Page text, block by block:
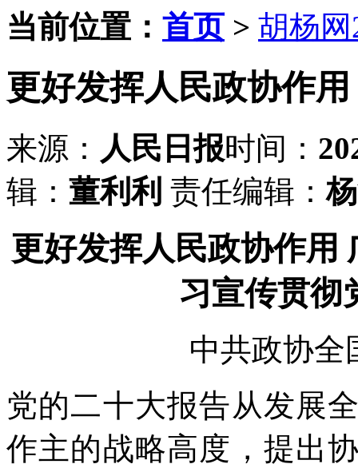
当前位置： 首页 > 胡杨网
更好发挥人民政协作
来源： 人民日报时间：
辑： 董利利 责任编辑：
更好发挥人民政协作用
习宣传贯彻
中共政协全
党的二十大报告从发展
作主的战略高度，提出